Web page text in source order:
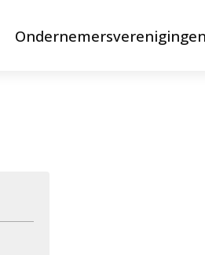
Ondernemersverenigingen